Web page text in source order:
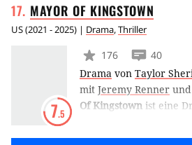
MAYOR OF KINGSTOWN
US(2021 - 2025) | Drama,Thriller
7.5
176
40
Drama von Taylor
mit Jeremy Renner und
Of Kingstown ist eine
Hugh Dillon. Die